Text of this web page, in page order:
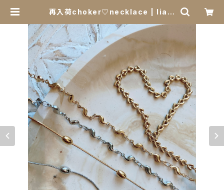
再入荷choker♡necklace | liale